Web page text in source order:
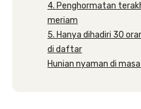
4. Penghormatan
meriam
5. Hanya dihadiri 30
di daftar
Hunian nyaman di